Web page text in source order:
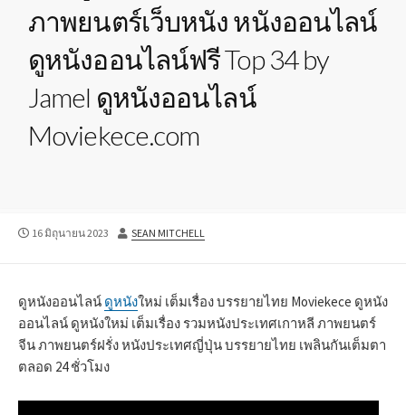
ภาพยนตร์เว็บหนัง หนังออนไลน์
ดูหนังออนไลน์ฟรี Top 34 by
Jamel ดูหนังออนไลน์
Moviekece.com
PUBLISHED
16 มิถุนายน 2023 AUTHOR
SEAN MITCHELL
ดูหนังออนไลน์ ดูหนังใหม่ เต็มเรื่อง บรรยายไทย Moviekece ดูหนัง
ออนไลน์ ดูหนังใหม่ เต็มเรื่อง รวมหนังประเทศเกาหลี ภาพยนตร์
จีน ภาพยนตร์ฝรั่ง หนังประเทศญี่ปุ่น บรรยายไทย เพลินกันเต็มตา
ตลอด 24 ชั่วโมง